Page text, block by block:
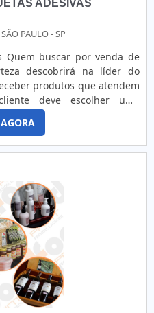
ADESIVAS
PAULO - SP
Quem buscar por venda de
descobrirá na líder do
produtos que atendem
deve escolher uma
por um bom suporte pré-
no ramo.Quando a
com a melhor mão
obterá assertividade e